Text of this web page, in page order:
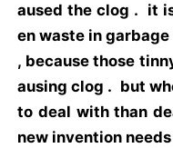
aused the clog . it
en waste in
, because those
ausing clog . but
to deal with than
new invention